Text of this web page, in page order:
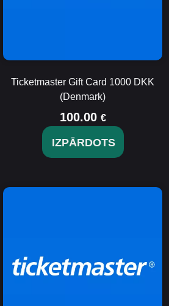
Ticketmaster Gift Card 1000 DKK
(Denmark)
100.00 €
IZPĀRDOTS